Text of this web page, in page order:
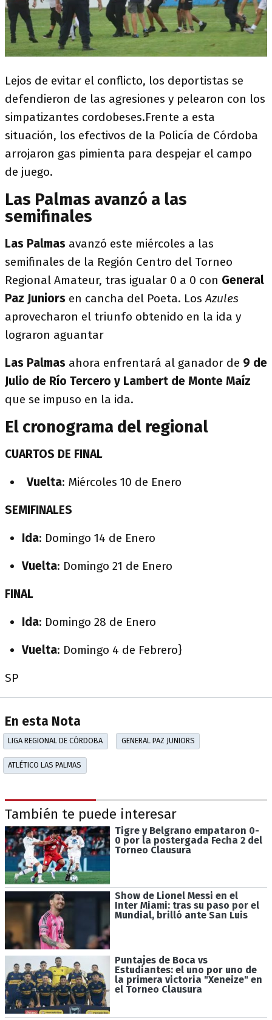
Lejos de evitar el conflicto, los deportistas se
defendieron de las agresiones y pelearon con los
simpatizantes cordobeses.Frente a esta
situación, los efectivos de la Policía de Córdoba
arrojaron gas pimienta para despejar el campo
de juego.
Las Palmas avanzó a las
semifinales
Las Palmas avanzó este miércoles a las
semifinales de la Región Centro del Torneo
Regional Amateur, tras igualar 0 a 0 con General
Paz Juniors en cancha del Poeta. LosAzules
aprovecharon el triunfo obtenido en la ida y
lograron aguantar
Las Palmas ahora enfrentará al ganador de 9 de
Julio de Río Tercero y Lambert de Monte Maíz
que se impuso en la ida.
El cronograma del regional
CUARTOS DE FINAL
Vuelta: Miércoles 10 de Enero
SEMIFINALES
Ida: Domingo 14 de Enero
Vuelta: Domingo 21 de Enero
FINAL
Ida: Domingo 28 de Enero
Vuelta: Domingo 4 de Febrero}
SP
En esta Nota
LIGA REGIONAL DE CÓRDOBA GENERAL PAZ JUNIORS
ATLÉTICO LAS PALMAS
También te puede interesar
Tigre y Belgrano empataron 0-
0 por la postergada Fecha 2 del
Torneo Clausura
Show de Lionel Messi en el
Inter Miami: tras su paso por el
Mundial, brilló ante San Luis
Puntajes de Boca vs
Estudiantes: el uno por uno de
la primera victoria "Xeneize" en
el Torneo Clausura